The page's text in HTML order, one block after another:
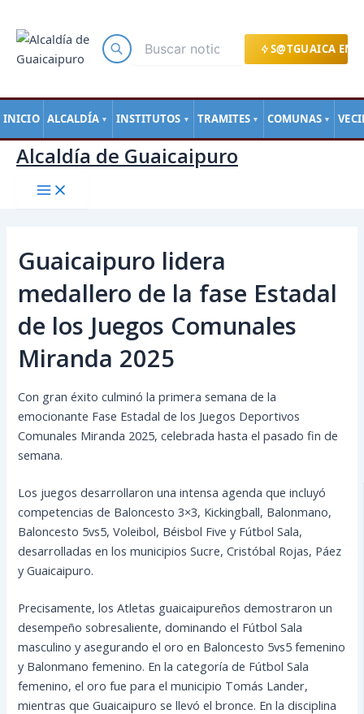
S@TGUAICA EN
INICIO ALCALDÍA ▼ INSTITUTOS ▼ TRAMITES ▼ COMUNAS ▼
contenido
Alcaldía de Guaicaipuro
Guaicaipuro lidera
medallero de la fase Estadal
de los Juegos Comunales
Miranda 2025
Con gran éxito culminó la primera semana de la
emocionante Fase Estadal de los Juegos Deportivos
Comunales Miranda 2025, celebrada hasta el pasado fin de
semana.
Los juegos desarrollaron una intensa agenda que incluyó
competencias de Baloncesto 3×3, Kickingball, Balonmano,
Baloncesto 5vs5, Voleibol, Béisbol Five y Fútbol Sala,
desarrolladas en los municipios Sucre, Cristóbal Rojas, Páez
y Guaicaipuro.
Precisamente, los Atletas guaicaipureños demostraron un
desempeño sobresaliente, dominando el Fútbol Sala
masculino y asegurando el oro en Baloncesto 5vs5 femenino
y Balonmano femenino. En la categoría de Fútbol Sala
femenino, el oro fue para el municipio Tomás Lander,
mientras que Guaicaipuro se llevó el bronce. En la disciplina
de
entradas